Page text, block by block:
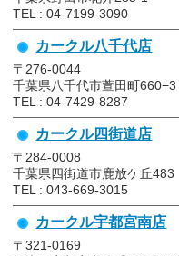
TEL : 04-7199-3090
カークル八千代店
〒276-0044
千葉県八千代市萱田町660−3
TEL : 04-7429-8287
カークル四街道店
〒284-0008
千葉県四街道市鹿放ケ丘483
TEL : 043-669-3015
カークル宇都宮南店
〒321-0169